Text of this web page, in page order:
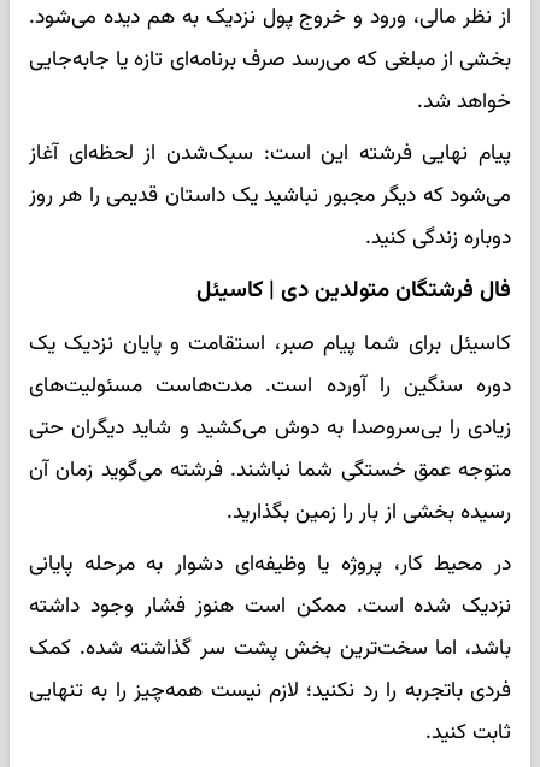
از نظر مالی، ورود و خروج پول نزدیک به هم دیده می‌شود.
بخشی از مبلغی که می‌رسد صرف برنامه‌ای تازه یا جابه‌جایی
خواهد شد.
پیام نهایی فرشته این است: سبک‌شدن از لحظه‌ای آغاز
می‌شود که دیگر مجبور نباشید یک داستان قدیمی را هر روز
دوباره زندگی کنید.
فال فرشتگان متولدین دی | کاسیئل
کاسیئل برای شما پیام صبر، استقامت و پایان نزدیک یک
دوره سنگین را آورده است. مدت‌هاست مسئولیت‌های
زیادی را بی‌سروصدا به دوش می‌کشید و شاید دیگران حتی
متوجه عمق خستگی شما نباشند. فرشته می‌گوید زمان آن
رسیده بخشی از بار را زمین بگذارید.
در محیط کار، پروژه یا وظیفه‌ای دشوار به مرحله پایانی
نزدیک شده است. ممکن است هنوز فشار وجود داشته
باشد، اما سخت‌ترین بخش پشت سر گذاشته شده. کمک
فردی باتجربه را رد نکنید؛ لازم نیست همه‌چیز را به تنهایی
ثابت کنید.